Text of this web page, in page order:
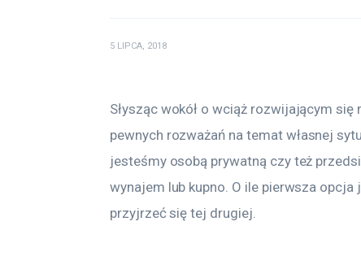
5 LIPCA, 2018
Słysząc wokół o wciąż rozwijającym
pewnych rozważań na temat własnej
jesteśmy osobą prywatną czy też
wynajem lub kupno. O ile pierwsza
przyjrzeć się tej drugiej.